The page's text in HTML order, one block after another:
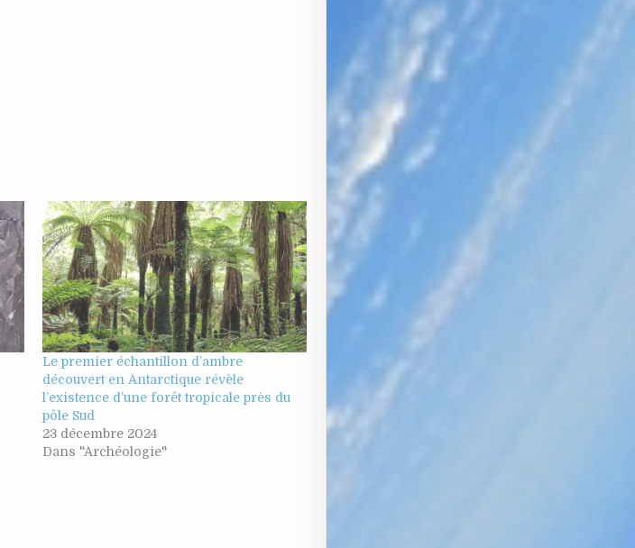
Le premier échantillon d’ambre
découvert en Antarctique révèle
l’existence d’une forêt tropicale près du
pôle Sud
23 décembre 2024
Dans "Archéologie"